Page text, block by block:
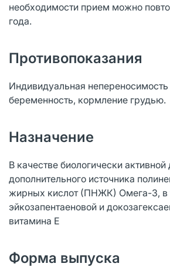
необходимости прием можно
года.
Противопоказания
Индивидуальная
беременность, кормление грудью.
Назначение
В качестве биологически
дополнительного источника
жирных кислот (ПНЖК) Омега-3, в
эйкозапентаеновой и
витамина Е
Форма выпуска